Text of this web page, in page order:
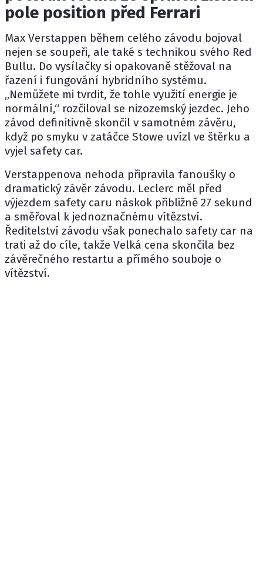
pole position před Ferrari
Max Verstappen během celého závodu bojoval
nejen se soupeři, ale také s technikou svého Red
Bullu. Do vysílačky si opakovaně stěžoval na
řazení i fungování hybridního systému.
„Nemůžete mi tvrdit, že tohle využití energie je
normální,“ rozčiloval se nizozemský jezdec. Jeho
závod definitivně skončil v samotném závěru,
když po smyku v zatáčce Stowe uvízl ve štěrku a
vyjel safety car.
Verstappenova nehoda připravila fanoušky o
dramatický závěr závodu. Leclerc měl před
výjezdem safety caru náskok přibližně 27 sekund
a směřoval k jednoznačnému vítězství.
Ředitelství závodu však ponechalo safety car na
trati až do cíle, takže Velká cena skončila bez
závěrečného restartu a přímého souboje o
vítězství.